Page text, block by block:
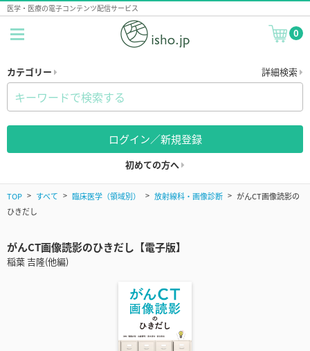
医学・医療の電子コンテンツ配信サービス
0
カテゴリー 詳細検索
ログイン／新規登録
初めての方へ
TOP すべて 臨床医学（領域別） 放射線科・画像診断
がんCT画像読影の
ひきだし
がんCT画像読影のひきだし【電子版】
稲葉 吉隆(他編)